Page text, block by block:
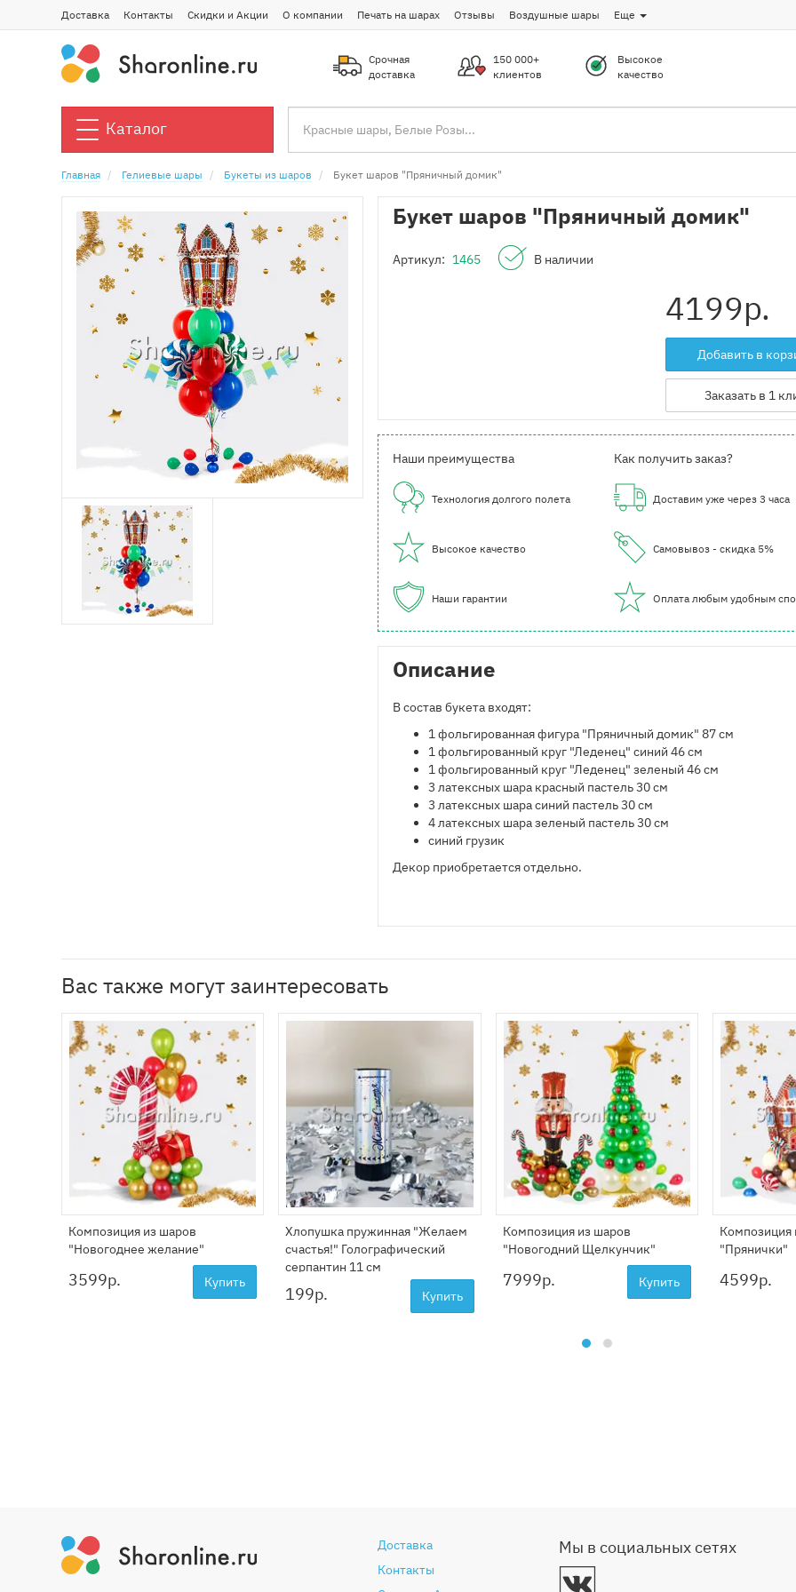
Доставка Контакты Скидки и Акции О компании Печать на шарах Отзывы Воздушные шары Еще
Срочная
доставка
150 000+
клиентов
Высокое
качество
Каталог
Главная Гелиевые шары Букеты из шаров Букет шаров "Пряничный домик"
Букет шаров "Пряничный домик"
Артикул: 1465 В наличии
4199р.
Добавить в
Заказать в 1
Наши преимущества
Технология долгого полета
Высокое качество
Наши гарантии
Как получить заказ?
Доставим уже через 3 часа
Самовывоз - скидка 5%
Оплата любым удобным
Описание
В состав букета входят:
1 фольгированная фигура "Пряничный домик" 87 см
1 фольгированный круг "Леденец" синий 46 см
1 фольгированный круг "Леденец" зеленый 46 см
3 латексных шара красный пастель 30 см
3 латексных шара синий пастель 30 см
4 латексных шара зеленый пастель 30 см
синий грузик
Декор приобретается отдельно.
Вас также могут заинтересовать
Композиция из шаров
"Новогоднее желание"
3599р. Купить
Хлопушка пружинная "Желаем
счастья!" Голографический
серпантин 11 см
199р. Купить
Композиция из шаров
"Новогодний Щелкунчик"
7999р. Купить
Композиция
"Прянички"
4599р.
Доставка
Контакты
Мы в социальных сетях